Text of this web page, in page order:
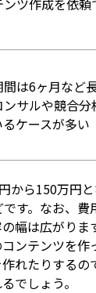
ツ作成を依頼
間は6ヶ月など
ンサルや競合
ケースが多い
から150万円
す。なお、費
幅は広がりま
ンテンツを作
れたりするの
でしょう。